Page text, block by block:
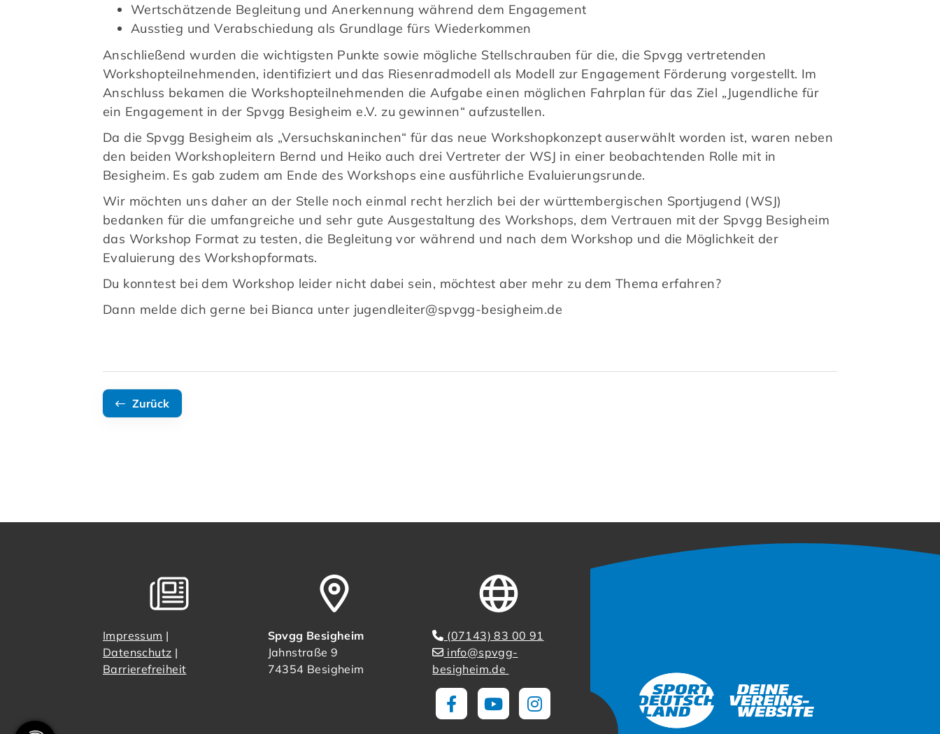
Wertschätzende Begleitung und Anerkennung während dem Engagement
Ausstieg und Verabschiedung als Grundlage fürs Wiederkommen
Anschließend wurden die wichtigsten Punkte sowie mögliche Stellschrauben für die, die Spvgg vertretenden
Workshopteilnehmenden, identifiziert und das Riesenradmodell als Modell zur Engagement Förderung vorgestellt. Im
Anschluss bekamen die Workshopteilnehmenden die Aufgabe einen möglichen Fahrplan für das Ziel „Jugendliche für
ein Engagement in der Spvgg Besigheim e.V. zu gewinnen“ aufzustellen.
Da die Spvgg Besigheim als „Versuchskaninchen“ für das neue Workshopkonzept auserwählt worden ist, waren neben
den beiden Workshopleitern Bernd und Heiko auch drei Vertreter der WSJ in einer beobachtenden Rolle mit in
Besigheim. Es gab zudem am Ende des Workshops eine ausführliche Evaluierungsrunde.
Wir möchten uns daher an der Stelle noch einmal recht herzlich bei der württembergischen Sportjugend (WSJ)
bedanken für die umfangreiche und sehr gute Ausgestaltung des Workshops, dem Vertrauen mit der Spvgg Besigheim
das Workshop Format zu testen, die Begleitung vor während und nach dem Workshop und die Möglichkeit der
Evaluierung des Workshopformats.
Du konntest bei dem Workshop leider nicht dabei sein, möchtest aber mehr zu dem Thema erfahren?
Dann melde dich gerne bei Bianca unter jugendleiter@spvgg-besigheim.de
Zurück
Impressum |
Datenschutz |
Barrierefreiheit
Spvgg Besigheim
Jahnstraße 9
74354 Besigheim
(07143) 83 00 91
info@spvgg-
besigheim.de